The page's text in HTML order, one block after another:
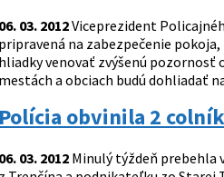
06. 03. 2012Viceprezident
pripravená na zabezpečenie
hliadky venovať zvýšenú pozornosť
mestách a obciach budú dohliadať
Polícia obvinila 2
06. 03. 2012Minulý týždeň prebehla